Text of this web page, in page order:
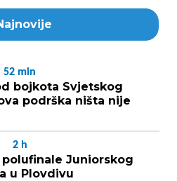
52 min
bojkota Svjetskog
podrška ništa nije
2 h
Juniorskog
u Plovdivu